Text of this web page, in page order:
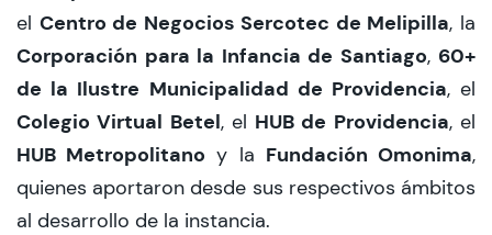
el Centro de Negocios Sercotec de Melipilla, la
Corporación para la Infancia de Santiago, 60+
de la Ilustre Municipalidad de Providencia, el
Colegio Virtual Betel, el HUB de Providencia, el
HUB Metropolitano y la Fundación Omonima,
quienes aportaron desde sus respectivos ámbitos
al desarrollo de la instancia.